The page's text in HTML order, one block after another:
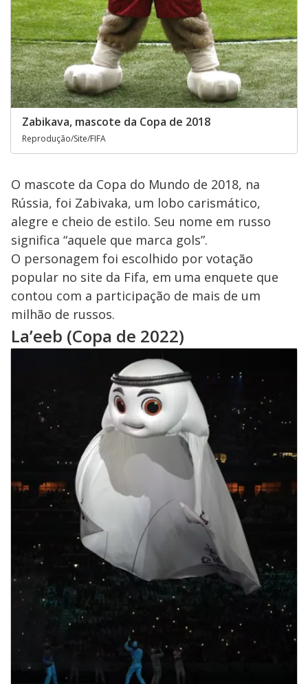
Zabikava, mascote da Copa de 2018
Reprodução/Site/FIFA
O mascote da Copa do Mundo de 2018, na
Rússia, foi Zabivaka, um lobo carismático,
alegre e cheio de estilo. Seu nome em russo
significa “aquele que marca gols”.
O personagem foi escolhido por votação
popular no site da Fifa, em uma enquete que
contou com a participação de mais de um
milhão de russos.
La’eeb (Copa de 2022)